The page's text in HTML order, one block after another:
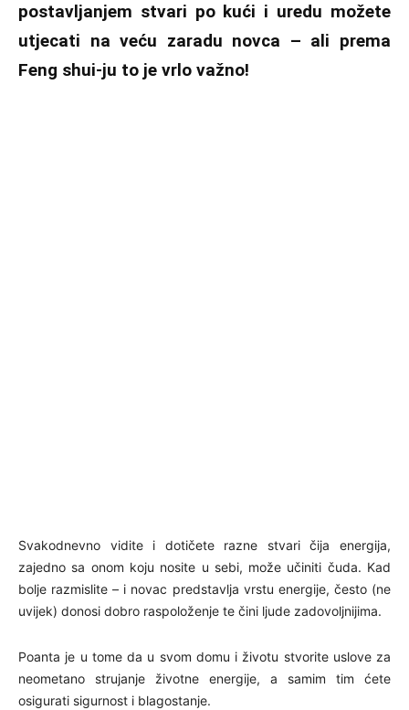
postavljanjem stvari po kući i uredu možete
utjecati na veću zaradu novca – ali prema
Feng shui-ju to je vrlo važno!
Svakodnevno vidite i dotičete razne stvari čija energija,
zajedno sa onom koju nosite u sebi, može učiniti čuda. Kad
bolje razmislite – i novac predstavlja vrstu energije, često (ne
uvijek) donosi dobro raspoloženje te čini ljude zadovoljnijima.
Poanta je u tome da u svom domu i životu stvorite uslove za
neometano strujanje životne energije, a samim tim ćete
osigurati sigurnost i blagostanje.